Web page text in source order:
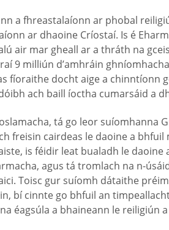
a fhreastalaíonn ar phobal
ar dhaoine Críostaí. Is é
air mar gheall ar a thráth na
9 milliún d’amhráin
fíoraithe docht aige a chinntíonn
ach baill íoctha cumarsáid a
tá go leor suíomhanna
freisin cairdeas le daoine a
is féidir leat bualadh le
agus tá tromlach na n-
Toisc gur suíomh dátaithe
bí cinnte go bhfuil an
éagsúla a bhaineann le